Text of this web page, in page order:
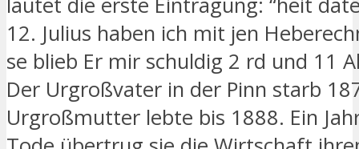
12. Julius haben ich mit jen
se blieb Er mir schuldig 2 rd und 11
Der Urgroßvater in der Pinn starb
Urgroßmutter lebte bis 1888. Ein